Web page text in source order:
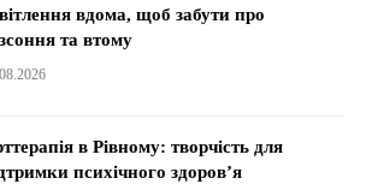
вдома, щоб забути про
та втому
в Рівному: творчість для
психічного здоров’я